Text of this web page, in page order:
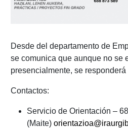
Desde del departamento de
se comunica que aunque no se
presencialmente, se
Contactos:
Servicio de Orientación –
(Maite)